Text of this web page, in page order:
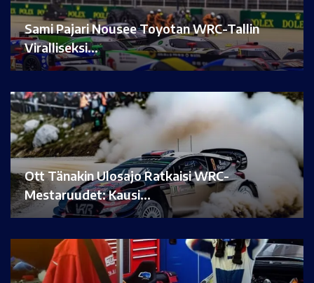
Sami Pajari Nousee Toyotan WRC-Tallin
Viralliseksi…
Ott Tänakin Ulosajo Ratkaisi WRC-
Mestaruudet: Kausi…